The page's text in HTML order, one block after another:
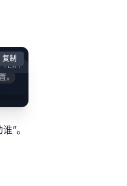
TEXT
复制
”。